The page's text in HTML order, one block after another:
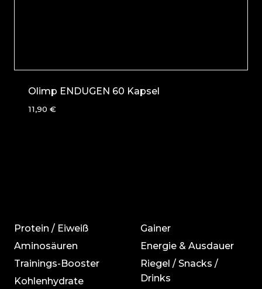
Olimp ENDUGEN 60 Kapsel
11,90 €
Protein / Eiweiß
Aminosäuren
Trainings-Booster
Kohlenhydrate
Gainer
Energie & Ausdauer
Riegel / Snacks /
Drinks